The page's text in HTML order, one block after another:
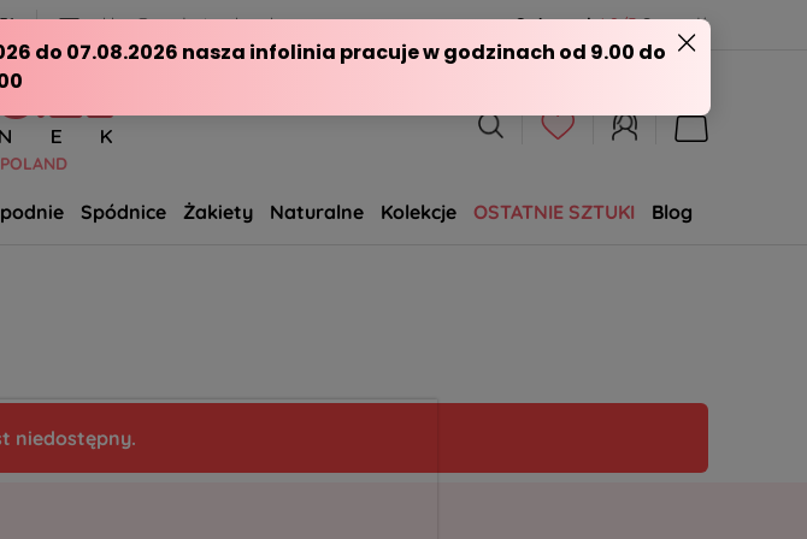
sklep@modasizeplus.pl Opineo.pl 4.9/5 Sprawdź
Spódnice Żakiety Naturalne Kolekcje OSTATNIE SZTUKI
Blog
niedostępny.